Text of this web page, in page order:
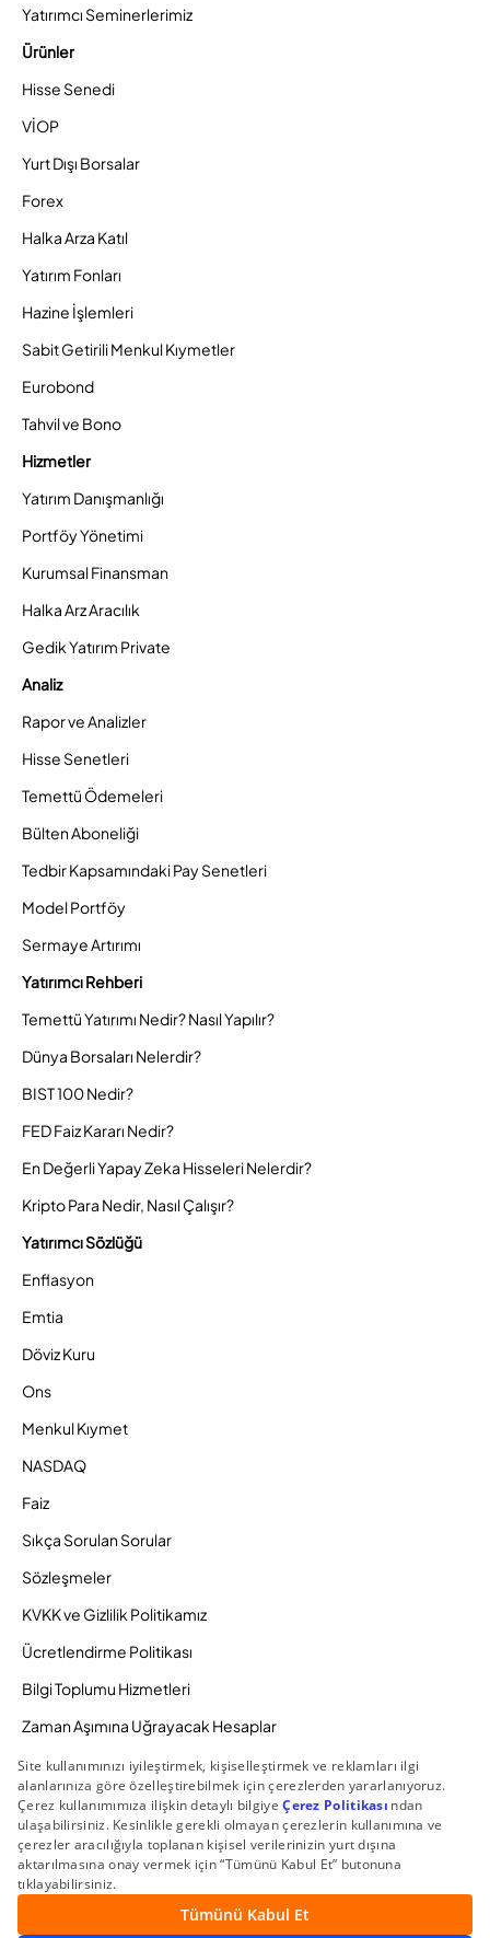
Yatırımcı Seminerlerimiz
Ürünler
Hisse Senedi
VİOP
Yurt Dışı Borsalar
Forex
Halka Arza Katıl
Yatırım Fonları
Hazine İşlemleri
Sabit Getirili Menkul Kıymetler
Eurobond
Tahvil ve Bono
Hizmetler
Yatırım Danışmanlığı
Portföy Yönetimi
Kurumsal Finansman
Halka Arz Aracılık
Gedik Yatırım Private
Analiz
Rapor ve Analizler
Hisse Senetleri
Temettü Ödemeleri
Bülten Aboneliği
Tedbir Kapsamındaki Pay Senetleri
Model Portföy
Sermaye Artırımı
Yatırımcı Rehberi
Temettü Yatırımı Nedir? Nasıl Yapılır?
Dünya Borsaları Nelerdir?
BIST 100 Nedir?
FED Faiz Kararı Nedir?
En Değerli Yapay Zeka Hisseleri Nelerdir?
Kripto Para Nedir, Nasıl Çalışır?
Yatırımcı Sözlüğü
Enflasyon
Emtia
Döviz Kuru
Ons
Menkul Kıymet
NASDAQ
Faiz
Sıkça Sorulan Sorular
Sözleşmeler
KVKK ve Gizlilik Politikamız
Ücretlendirme Politikası
Bilgi Toplumu Hizmetleri
Zaman Aşımına Uğrayacak Hesaplar
Duyurular ve Kampanyalar
© 2026 Gedik Yatırım Menkul Değerler AŞ. Tüm Hakları